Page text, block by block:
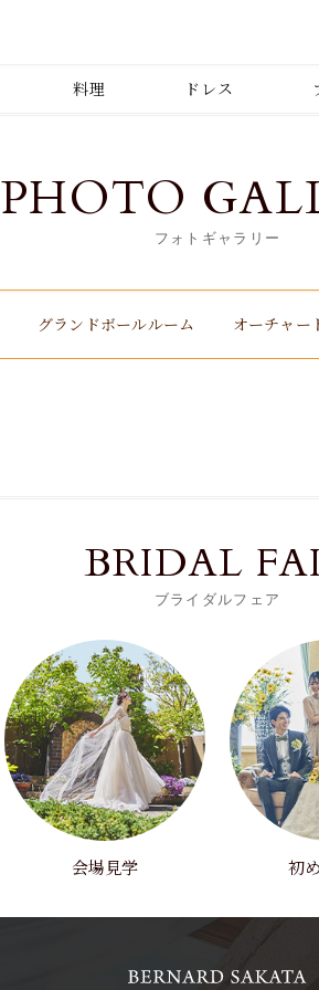
料理 ドレス
PHOTO
フォトギャラリー
グランドボールルーム オーチャー
BRIDAL
ブライダルフェア
会場見学 初